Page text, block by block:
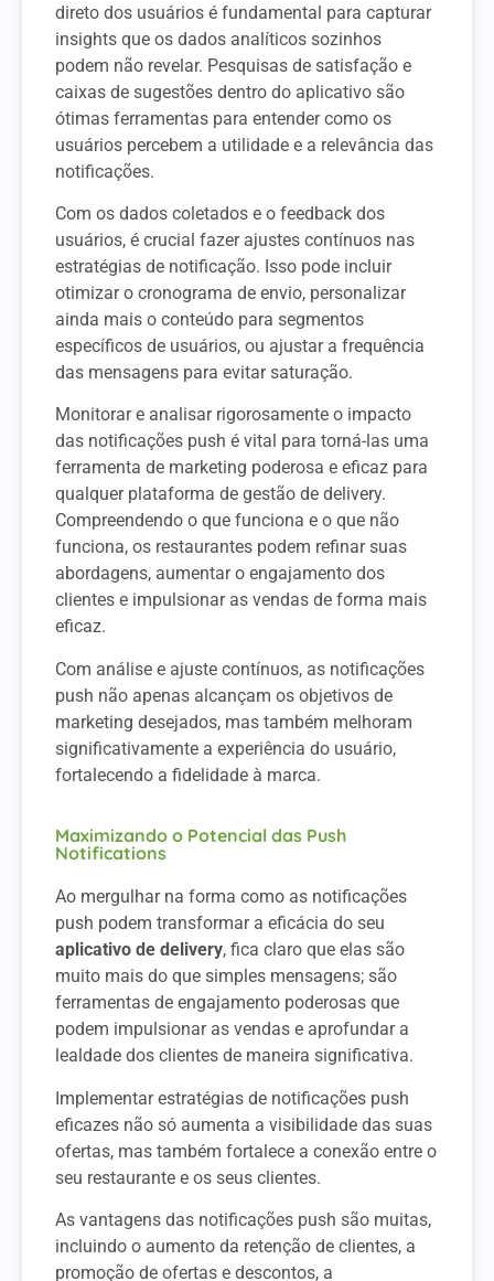
direto dos usuários é fundamental para capturar
insights que os dados analíticos sozinhos
podem não revelar. Pesquisas de satisfação e
caixas de sugestões dentro do aplicativo são
ótimas ferramentas para entender como os
usuários percebem a utilidade e a relevância das
notificações.
Com os dados coletados e o feedback dos
usuários, é crucial fazer ajustes contínuos nas
estratégias de notificação. Isso pode incluir
otimizar o cronograma de envio, personalizar
ainda mais o conteúdo para segmentos
específicos de usuários, ou ajustar a frequência
das mensagens para evitar saturação.
Monitorar e analisar rigorosamente o impacto
das notificações push é vital para torná-las uma
ferramenta de marketing poderosa e eficaz para
qualquer plataforma de gestão de delivery.
Compreendendo o que funciona e o que não
funciona, os restaurantes podem refinar suas
abordagens, aumentar o engajamento dos
clientes e impulsionar as vendas de forma mais
eficaz.
Com análise e ajuste contínuos, as notificações
push não apenas alcançam os objetivos de
marketing desejados, mas também melhoram
significativamente a experiência do usuário,
fortalecendo a fidelidade à marca.
Maximizando o Potencial das Push
Notifications
Ao mergulhar na forma como as notificações
push podem transformar a eficácia do seu
aplicativo de delivery, fica claro que elas são
muito mais do que simples mensagens; são
ferramentas de engajamento poderosas que
podem impulsionar as vendas e aprofundar a
lealdade dos clientes de maneira significativa.
Implementar estratégias de notificações push
eficazes não só aumenta a visibilidade das suas
ofertas, mas também fortalece a conexão entre o
seu restaurante e os seus clientes.
As vantagens das notificações push são muitas,
incluindo o aumento da retenção de clientes, a
promoção de ofertas e descontos, a